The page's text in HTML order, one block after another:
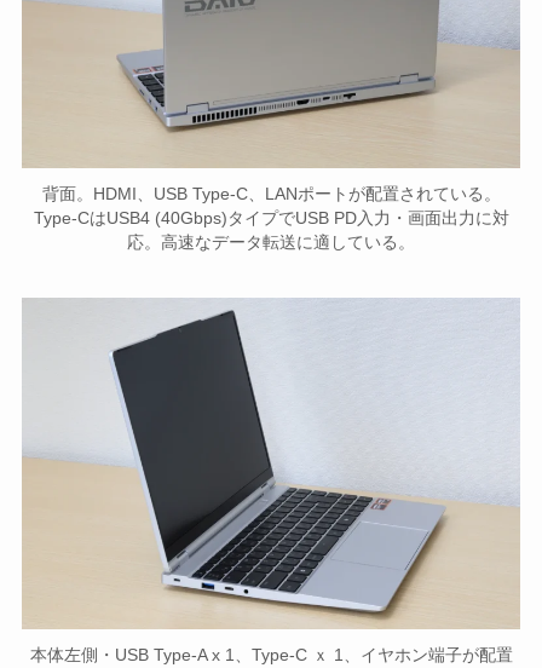
背面。HDMI、USB Type-C、LANポートが配置されている。
Type-CはUSB4 (40Gbps)タイプでUSB PD入力・画面出力に対
応。高速なデータ転送に適している。
本体左側・USB Type-A x 1、Type-C ｘ 1、イヤホン端子が配置